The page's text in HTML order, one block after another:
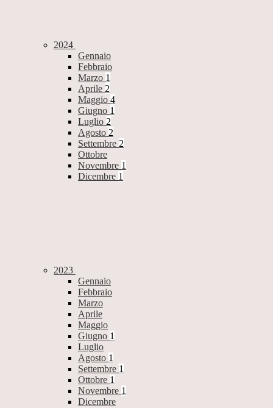
2024
Gennaio
Febbraio
Marzo 1
Aprile 2
Maggio 4
Giugno 1
Luglio 2
Agosto 2
Settembre 2
Ottobre
Novembre 1
Dicembre 1
2023
Gennaio
Febbraio
Marzo
Aprile
Maggio
Giugno 1
Luglio
Agosto 1
Settembre 1
Ottobre 1
Novembre 1
Dicembre